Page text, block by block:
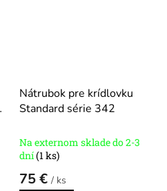
Nátrubok pre krídlovku
Standard série 342
Na externom sklade do 2-3
dní(1 ks)
75 € / ks